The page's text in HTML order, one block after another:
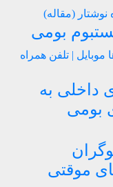
نوشتار (مقاله)
بومی
موبایل | تلفن همراه
داخلی به
بومی
موقتی